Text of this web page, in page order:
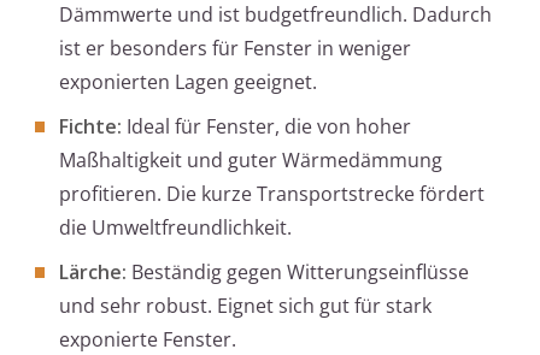
Dämmwerte und ist budgetfreundlich. Dadurch
ist er besonders für Fenster in weniger
exponierten Lagen geeignet.
Fichte: Ideal für Fenster, die von hoher
Maßhaltigkeit und guter Wärmedämmung
profitieren. Die kurze Transportstrecke fördert
die Umweltfreundlichkeit.
Lärche: Beständig gegen Witterungseinflüsse
und sehr robust. Eignet sich gut für stark
exponierte Fenster.